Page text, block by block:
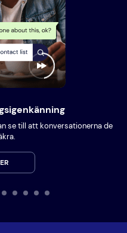
se till att konversationerna de